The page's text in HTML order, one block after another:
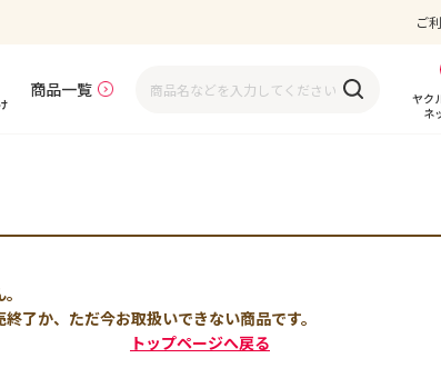
ご
商品一覧
ヤク
ネ
了か、ただ今お取扱いできない商品です。
トップページへ戻る